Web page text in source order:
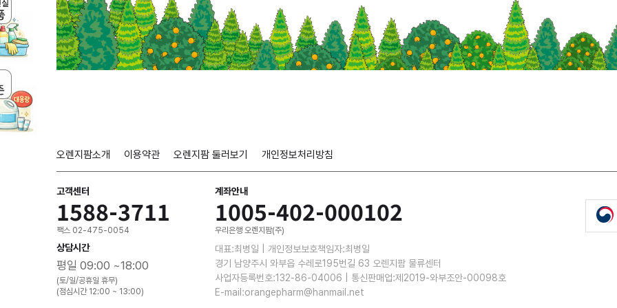
오렌지팜소개 이용약관 오렌지팜 둘러보기 개인정보처리방침
고객센터
1588-3711
팩스 02-475-0054
상담시간
평일 09:00 ~18:00
(토/일/공휴일 휴무)
(점심시간 12:00 ~ 13:00)
계좌안내
1005-402-000102
우리은행 오렌지팜(주)
대표:최병일 | 개인정보보호책임자:최병일
경기 남양주시 와부읍 수레로195번길 63 오렌지팜 물류센터
사업자등록번호:132-86-04006 | 통신판매업:제2019-와부조안-00098호
E-mail:orangepharm@hanmail.net